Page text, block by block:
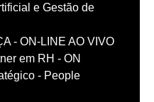
e Gestão de
- ON-LINE AO VIVO
em RH - ON
- People